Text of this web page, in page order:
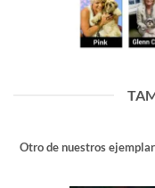
Otro de nuestros